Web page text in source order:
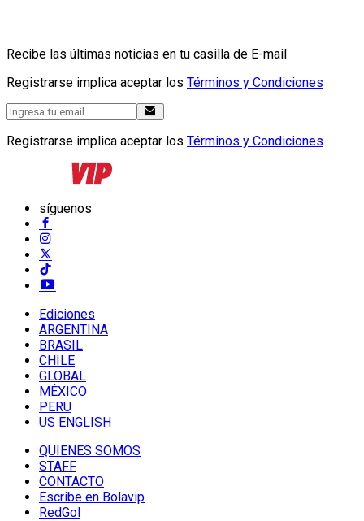
Recibe las últimas noticias en tu casilla de E-mail
Registrarse implica aceptar los Términos y Condiciones
Registrarse implica aceptar los Términos y Condiciones
síguenos
Ediciones
ARGENTINA
BRASIL
CHILE
GLOBAL
MÉXICO
PERU
US ENGLISH
QUIENES SOMOS
STAFF
CONTACTO
Escribe en Bolavip
RedGol